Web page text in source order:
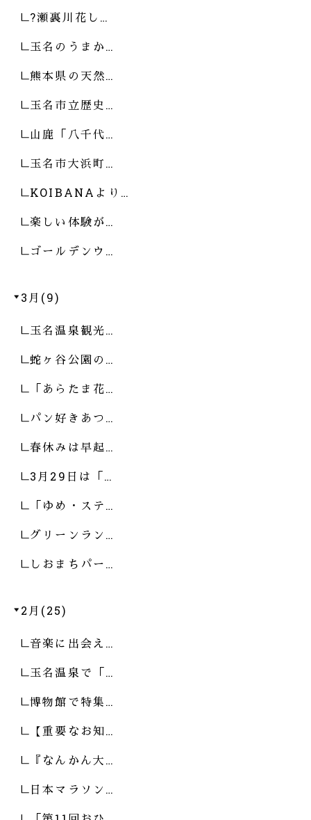
?瀬裏川花し…
玉名のうまか…
熊本県の天然…
玉名市立歴史…
山鹿「八千代…
玉名市大浜町…
KOIBANAより…
楽しい体験が…
ゴールデンウ…
3月(9)
玉名温泉観光…
蛇ヶ谷公園の…
「あらたま花…
パン好きあつ…
春休みは早起…
3月29日は「…
「ゆめ・ステ…
グリーンラン…
しおまちパー…
2月(25)
音楽に出会え…
玉名温泉で「…
博物館で特集…
【重要なお知…
『なんかん大…
日本マラソン…